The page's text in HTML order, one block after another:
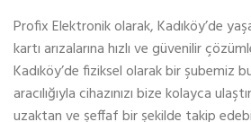
Profix Elektronik olarak, Kadıköy’de
kartı arızalarına hızlı ve güvenilir
Kadıköy’de fiziksel olarak bir şubemiz
aracılığıyla cihazınızı bize kolayca
uzaktan ve şeffaf bir şekilde takip